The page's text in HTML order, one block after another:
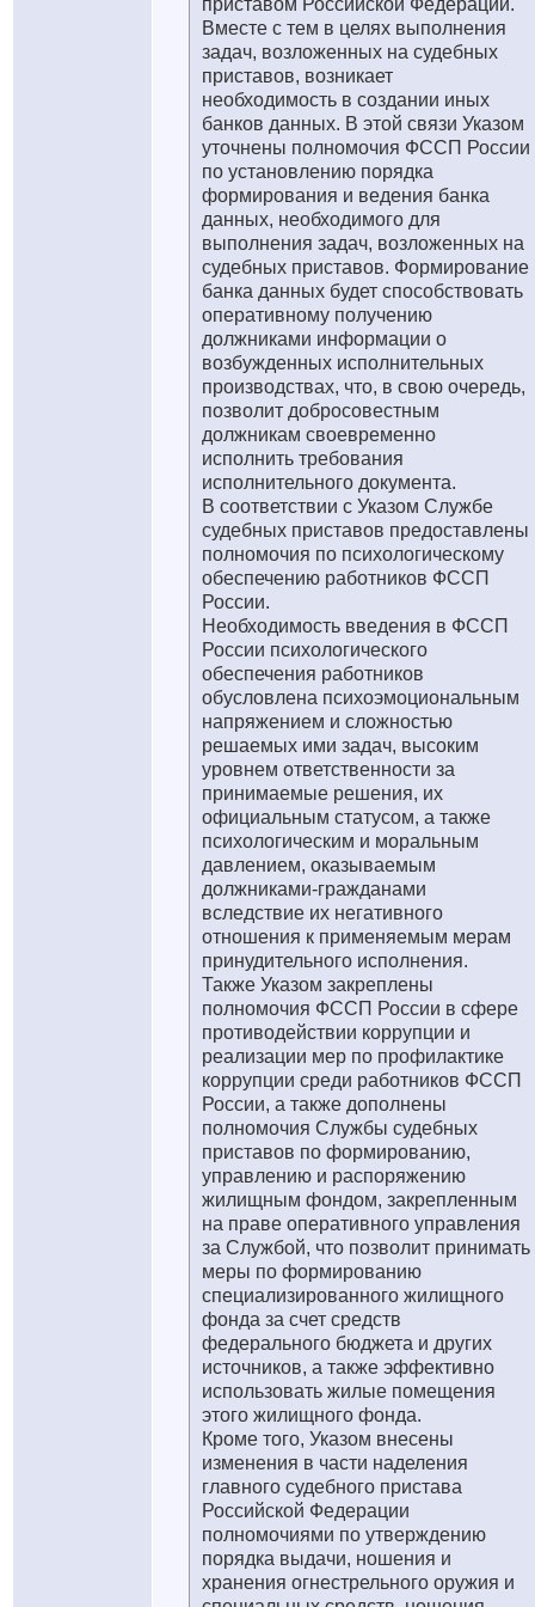
приставом Российской Федерации.
Вместе с тем в целях выполнения
задач, возложенных на судебных
приставов, возникает
необходимость в создании иных
банков данных. В этой связи Указом
уточнены полномочия ФССП России
по установлению порядка
формирования и ведения банка
данных, необходимого для
выполнения задач, возложенных на
судебных приставов. Формирование
банка данных будет способствовать
оперативному получению
должниками информации о
возбужденных исполнительных
производствах, что, в свою очередь,
позволит добросовестным
должникам своевременно
исполнить требования
исполнительного документа.
В соответствии с Указом Службе
судебных приставов предоставлены
полномочия по психологическому
обеспечению работников ФССП
России.
Необходимость введения в ФССП
России психологического
обеспечения работников
обусловлена психоэмоциональным
напряжением и сложностью
решаемых ими задач, высоким
уровнем ответственности за
принимаемые решения, их
официальным статусом, а также
психологическим и моральным
давлением, оказываемым
должниками-гражданами
вследствие их негативного
отношения к применяемым мерам
принудительного исполнения.
Также Указом закреплены
полномочия ФССП России в сфере
противодействии коррупции и
реализации мер по профилактике
коррупции среди работников ФССП
России, а также дополнены
полномочия Службы судебных
приставов по формированию,
управлению и распоряжению
жилищным фондом, закрепленным
на праве оперативного управления
за Службой, что позволит принимать
меры по формированию
специализированного жилищного
фонда за счет средств
федерального бюджета и других
источников, а также эффективно
использовать жилые помещения
этого жилищного фонда.
Кроме того, Указом внесены
изменения в части наделения
главного судебного пристава
Российской Федерации
полномочиями по утверждению
порядка выдачи, ношения и
хранения огнестрельного оружия и